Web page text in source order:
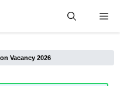
Vacancy 2026